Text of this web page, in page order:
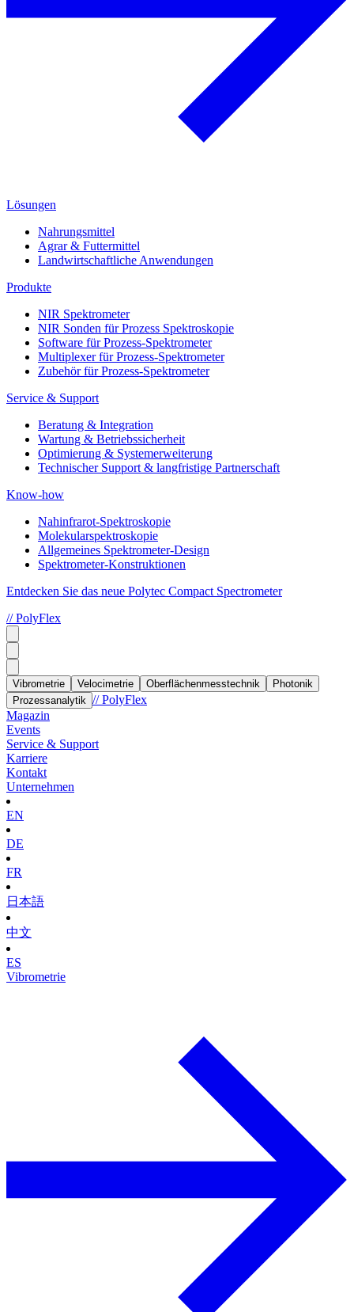
Lösungen
Nahrungsmittel
Agrar & Futtermittel
Landwirtschaftliche Anwendungen
Produkte
NIR Spektrometer
NIR Sonden für Prozess Spektroskopie
Software für Prozess-Spektrometer
Multiplexer für Prozess-Spektrometer
Zubehör für Prozess-Spektrometer
Service & Support
Beratung & Integration
Wartung & Betriebssicherheit
Optimierung & Systemerweiterung
Technischer Support & langfristige Partnerschaft
Know-how
Nahinfrarot-Spektroskopie
Molekularspektroskopie
Allgemeines Spektrometer-Design
Spektrometer-Konstruktionen
Entdecken Sie das neue Polytec Compact Spectrometer
// PolyFlex
Vibrometrie Velocimetrie Oberflächenmesstechnik
Photonik
Prozessanalytik // PolyFlex
Magazin
Events
Service & Support
Karriere
Kontakt
Unternehmen
EN
DE
FR
日本語
中文
ES
Vibrometrie